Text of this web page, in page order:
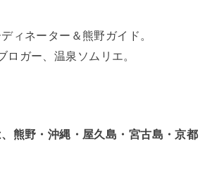
ィネーター＆熊野ガイド。
ロガー、温泉ソムリエ。
熊野・沖縄・屋久島・宮古島・京都